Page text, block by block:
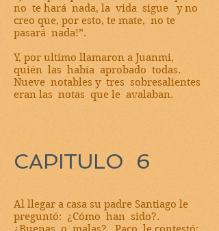
no te hará nada, la vida sigue y no
creo que, por esto, te mate, no te
pasará nada!”.
Y, por ultimo llamaron a Juanmi,
quién las había aprobado todas.
Nueve notables y tres sobresalientes
eran las notas que le avalaban.
CAPITULO 6
Al llegar a casa su padre Santiago le
preguntó: ¿Cómo han sido?.